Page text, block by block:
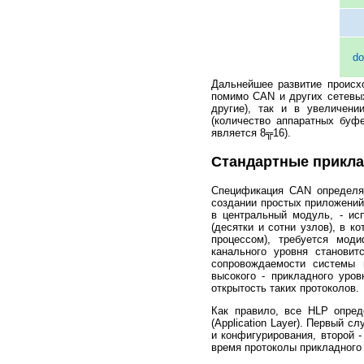
Дальнейшее развитие
помимо CAN и других
другие), так и в
(количество аппаратных
является 8╦16).
Стандартные
Спецификация CAN
создании простых
в центральный модуль, -
(десятки и сотни узлов), в
процессом), требуется
канального уровня
сопровождаемости системы
высокого - прикладного
открытость таких протоколов.
Как правило, все HLP
(Application Layer). Первый
и конфигурирования, второй
время протоколы прикладного